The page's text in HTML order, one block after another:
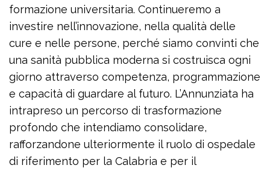
formazione universitaria. Continueremo a
investire nell’innovazione, nella qualità delle
cure e nelle persone, perché siamo convinti che
una sanità pubblica moderna si costruisca ogni
giorno attraverso competenza, programmazione
e capacità di guardare al futuro. L’Annunziata ha
intrapreso un percorso di trasformazione
profondo che intendiamo consolidare,
rafforzandone ulteriormente il ruolo di ospedale
di riferimento per la Calabria e per il